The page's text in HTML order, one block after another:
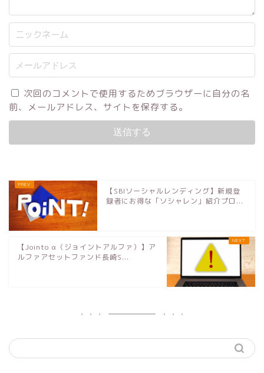
次回のコメントで使用するためブラウザーに自分の名
前、メールアドレス、サイトを保存する。
【SBIソーシャルレンディング】新規登
録者にお得な「ソシャレン」紹介プロ...
【Jointo α（ジョイントアルファ）】ア
ルファアセットファンド長崎S...